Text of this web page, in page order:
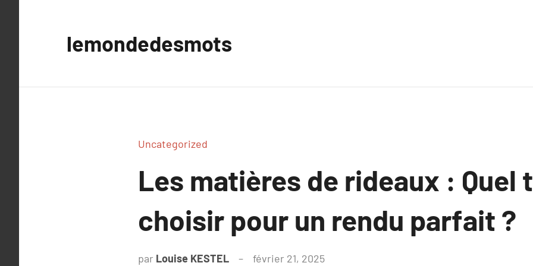
lemondedesmots
Uncategorized
Les matières de rideaux : Quel
choisir pour un rendu parfait ?
par Louise KESTEL février 21, 2025